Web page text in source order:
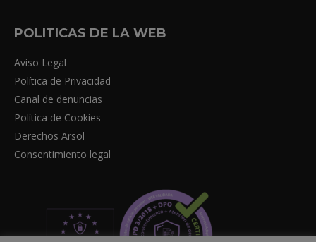
POLITICAS DE LA WEB
Aviso Legal
Política de Privacidad
Canal de denuncias
Política de Cookies
Derechos Arsol
Consentimiento legal